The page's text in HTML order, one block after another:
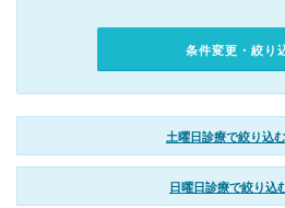
条件変更・絞り
土曜日診療で絞り込
日曜日診療で絞り込